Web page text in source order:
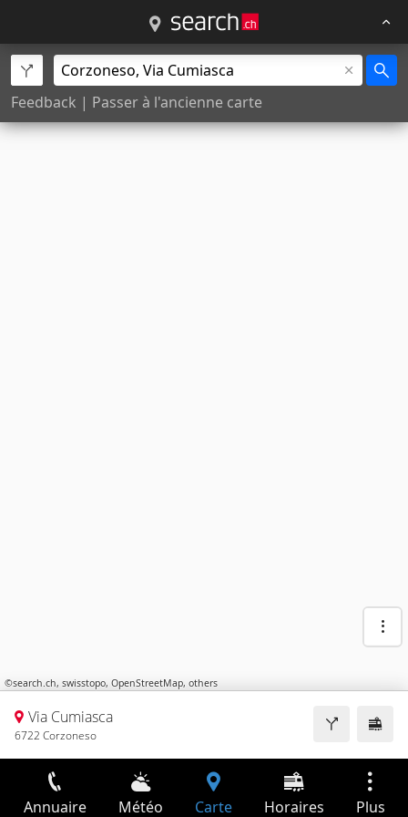
Feedback | Passer à l'ancienne carte
©search.ch, swisstopo, OpenStreetMap, others
Via Cumiasca
6722 Corzoneso
Annuaire Météo Carte Horaires Plus